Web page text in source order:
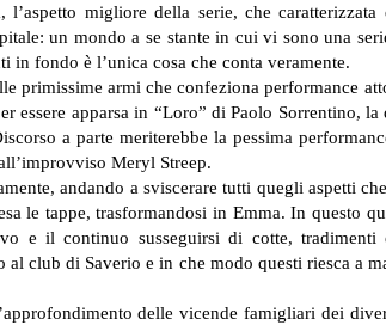
migliore della serie, che caratterizzata
un mondo a se stante in cui vi sono una
in fondo è l’unica cosa che conta veramente.
primissime armi che confeziona performance
apparsa in “Loro” di Paolo Sorrentino,
a parte meriterebbe la pessima
Meryl Streep.
andando a sviscerare tutti quegli aspetti
le tappe, trasformandosi in Emma. In questo
e il continuo susseguirsi di cotte, tradimenti
club di Saverio e in che modo questi riesca a
delle vicende famigliari dei